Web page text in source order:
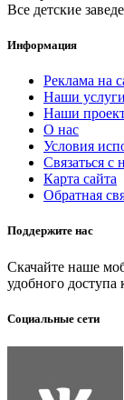
Все детские
Информация
Реклама на
Наши услуги
Наши
О нас
Условия
Связаться с
Карта сайта
Обратная
Поддержите нас
Скачайте наше
удобного доступа
Социальные сети